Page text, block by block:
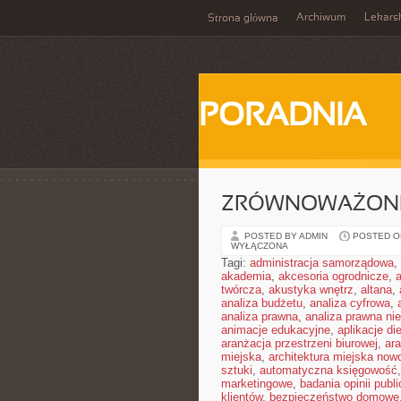
Strona główna Archiwum
PORADNIA
POSTED BY ADMIN POSTED
WYŁĄCZONA
Tagi: administracja samorządowa,
akademia, akcesoria ogrodnicze,
twórcza, akustyka wnętrz, altana,
analiza budżetu, analiza cyfrowa,
analiza prawna, analiza prawna
animacje edukacyjne, aplikacje
aranżacja przestrzeni biurowej,
miejska, architektura miejska
sztuki, automatyczna księgowość,
marketingowe, badania opinii
klientów, bezpieczeństwo domowe,